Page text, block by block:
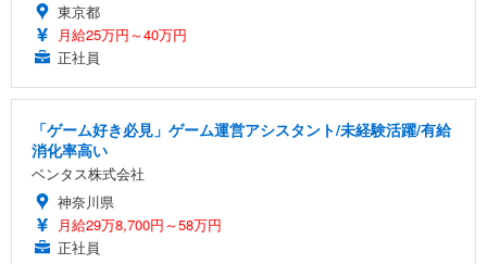
東京都
月給25万円～40万円
正社員
「ゲーム好き必見」ゲーム運営アシスタント/未経験活躍/有給
消化率高い
ベンタス株式会社
神奈川県
月給29万8,700円～58万円
正社員